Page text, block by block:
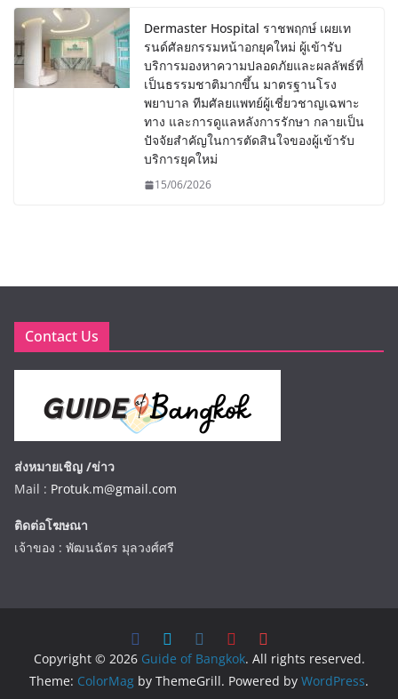
Dermaster Hospital ราชพฤกษ์ เผยเท
รนด์ศัลยกรรมหน้าอกยุคใหม่ ผู้เข้ารับ
บริการมองหาความปลอดภัยและผลลัพธ์ที่
เป็นธรรมชาติมากขึ้น มาตรฐานโรง
พยาบาล ทีมศัลยแพทย์ผู้เชี่ยวชาญเฉพาะ
ทาง และการดูแลหลังการรักษา กลายเป็น
ปัจจัยสำคัญในการตัดสินใจของผู้เข้ารับ
บริการยุคใหม่
15/06/2026
Contact Us
ส่งหมายเชิญ /ข่าว
Mail : Protuk.m@gmail.com
ติดต่อโฆษณา
เจ้าของ : พัฒนฉัตร มุลวงศ์ศรี
Copyright © 2026 Guide of Bangkok. All rights reserved.
Theme: ColorMag by ThemeGrill. Powered by WordPress.